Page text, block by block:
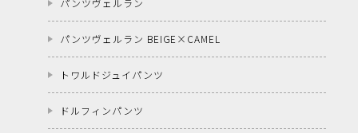
パンツヴェルラン BEIGE×CAMEL
トワルドジュイパンツ
ドルフィンパンツ